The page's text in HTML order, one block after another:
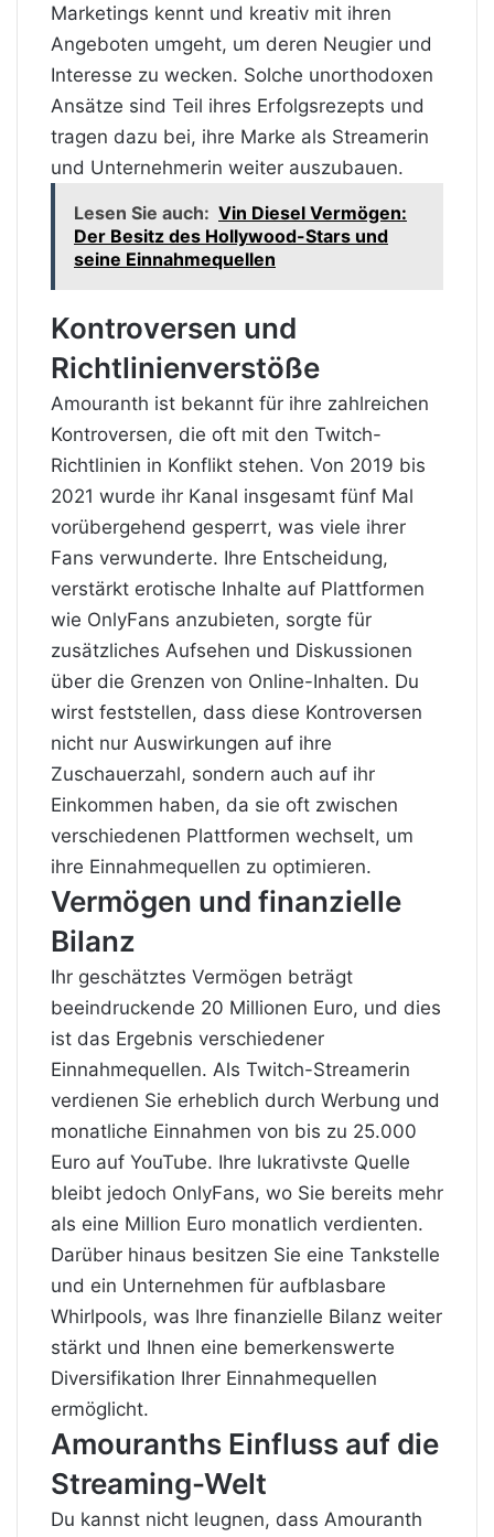
Marketings kennt und kreativ mit ihren
Angeboten umgeht, um deren Neugier und
Interesse zu wecken. Solche unorthodoxen
Ansätze sind Teil ihres Erfolgsrezepts und
tragen dazu bei, ihre Marke als Streamerin
und Unternehmerin weiter auszubauen.
Lesen Sie auch: Vin Diesel Vermögen:
Der Besitz des Hollywood-Stars und
seine Einnahmequellen
Kontroversen und
Richtlinienverstöße
Amouranth ist bekannt für ihre zahlreichen
Kontroversen, die oft mit den Twitch-
Richtlinien in Konflikt stehen. Von 2019 bis
2021 wurde ihr Kanal insgesamt fünf Mal
vorübergehend gesperrt, was viele ihrer
Fans verwunderte. Ihre Entscheidung,
verstärkt erotische Inhalte auf Plattformen
wie OnlyFans anzubieten, sorgte für
zusätzliches Aufsehen und Diskussionen
über die Grenzen von Online-Inhalten. Du
wirst feststellen, dass diese Kontroversen
nicht nur Auswirkungen auf ihre
Zuschauerzahl, sondern auch auf ihr
Einkommen haben, da sie oft zwischen
verschiedenen Plattformen wechselt, um
ihre Einnahmequellen zu optimieren.
Vermögen und finanzielle
Bilanz
Ihr geschätztes Vermögen beträgt
beeindruckende 20 Millionen Euro, und dies
ist das Ergebnis verschiedener
Einnahmequellen. Als Twitch-Streamerin
verdienen Sie erheblich durch Werbung und
monatliche Einnahmen von bis zu 25.000
Euro auf YouTube. Ihre lukrativste Quelle
bleibt jedoch OnlyFans, wo Sie bereits mehr
als eine Million Euro monatlich verdienten.
Darüber hinaus besitzen Sie eine Tankstelle
und ein Unternehmen für aufblasbare
Whirlpools, was Ihre finanzielle Bilanz weiter
stärkt und Ihnen eine bemerkenswerte
Diversifikation Ihrer Einnahmequellen
ermöglicht.
Amouranths Einfluss auf die
Streaming-Welt
Du kannst nicht leugnen, dass Amouranth